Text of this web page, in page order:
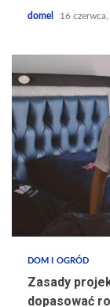
domel 16
DOM I OGRÓD
Zasady
dopasować